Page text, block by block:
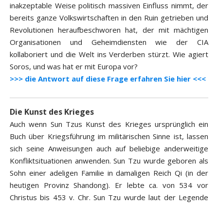
inakzeptable Weise politisch massiven Einfluss nimmt, der
bereits ganze Volkswirtschaften in den Ruin getrieben und
Revolutionen heraufbeschworen hat, der mit mächtigen
Organisationen und Geheimdiensten wie der CIA
kollaboriert und die Welt ins Verderben stürzt. Wie agiert
Soros, und was hat er mit Europa vor?
>>> die Antwort auf diese Frage erfahren Sie hier <<<
Die Kunst des Krieges
Auch wenn Sun Tzus Kunst des Krieges ursprünglich ein
Buch über Kriegsführung im militärischen Sinne ist, lassen
sich seine Anweisungen auch auf beliebige anderweitige
Konfliktsituationen anwenden. Sun Tzu wurde geboren als
Sohn einer adeligen Familie in damaligen Reich Qi (in der
heutigen Provinz Shandong). Er lebte ca. von 534 vor
Christus bis 453 v. Chr. Sun Tzu wurde laut der Legende